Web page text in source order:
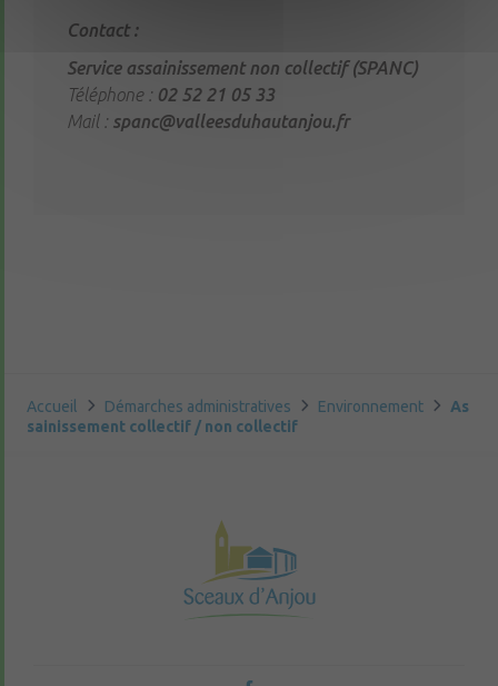
Contact :
Service assainissement non collectif (SPANC)
Téléphone : 02 52 21 05 33
Mail : spanc@valleesduhautanjou.fr
Accueil Démarches administratives Environnement
As
sainissement collectif / non collectif